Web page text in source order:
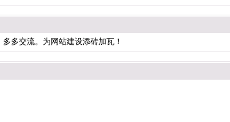
多交流。为网站建设添砖加瓦！